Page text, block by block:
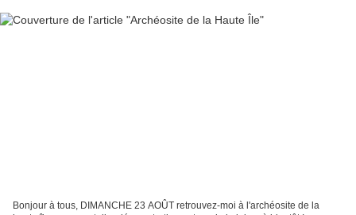
Bonjour à tous, DIMANCHE 23 AOÛT retrouvez-moi à l'archéosite de la